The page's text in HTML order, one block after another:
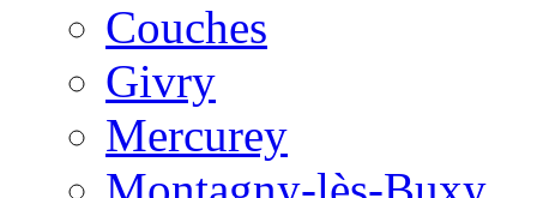
Couches
Givry
Mercurey